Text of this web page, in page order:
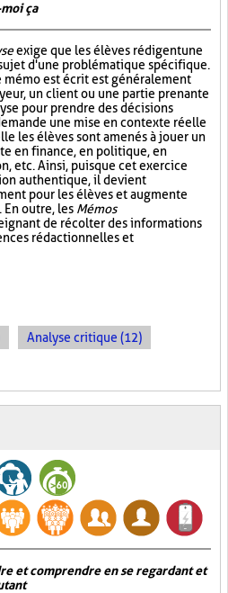
ça
exige que les élèves rédigent une
d'une problématique spécifique.
mémo est écrit est généralement
un client ou une partie prenante
pour prendre des décisions
une mise en contexte réelle
les élèves sont amenés à jouer un
en finance, en politique, en
etc. Ainsi, puisque cet exercice
authentique, il devient
pour les élèves et augmente
outre, les Mémos
de récolter des informations
rédactionnelles et
Analyse critique (12)
et comprendre en se regardant et